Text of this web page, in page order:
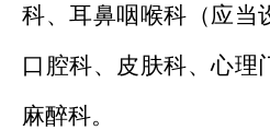
科、耳鼻咽喉科（应当
口腔科、皮肤科、心理
麻醉科。